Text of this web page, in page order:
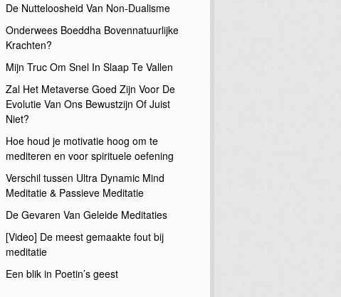
De Nutteloosheid Van Non-Dualisme
Onderwees Boeddha Bovennatuurlijke
Krachten?
Mijn Truc Om Snel In Slaap Te Vallen
Zal Het Metaverse Goed Zijn Voor De
Evolutie Van Ons Bewustzijn Of Juist
Niet?
Hoe houd je motivatie hoog om te
mediteren en voor spirituele oefening
Verschil tussen Ultra Dynamic Mind
Meditatie & Passieve Meditatie
De Gevaren Van Geleide Meditaties
[Video] De meest gemaakte fout bij
meditatie
Een blik in Poetin’s geest